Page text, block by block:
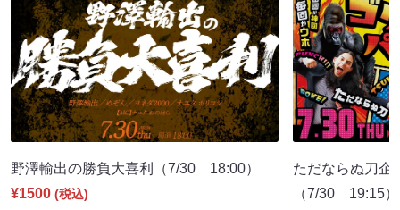
野澤輸出の勝負大喜利（7/30 18:00）
¥1500 (税込)
ただならぬ刀企
（7/30 19:15）